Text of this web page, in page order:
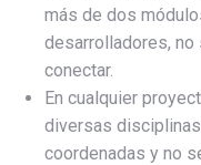
más de dos
desarrolladores,
conectar.
En cualquier
diversas
coordenadas y no